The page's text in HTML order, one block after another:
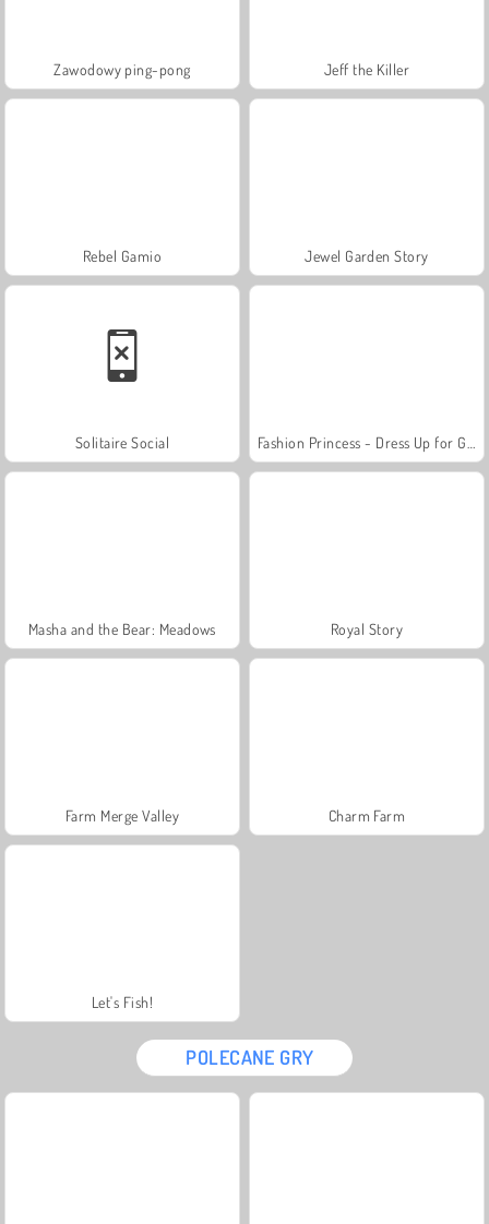
Zawodowy ping-pong Jeff the Killer
Rebel Gamio Jewel Garden Story
Solitaire Social
Masha and the Bear: Meadows Royal Story
Farm Merge Valley Charm Farm
Let's Fish!
POLECANE GRY